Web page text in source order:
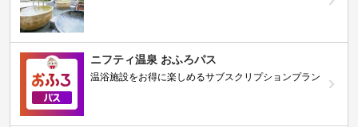
ニフティ温泉 おふろパス
温浴施設をお得に楽しめるサブスクリプションプラン